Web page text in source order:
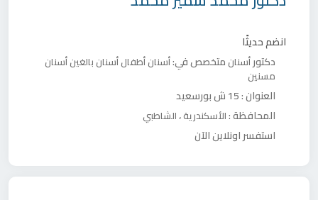
انضم حديثًا
دكتورأسنان متخصص في:أسنان أطفالأسنان بالغينأسنان
مسنين
العنوان :15 ش بورسعيد
المحافظة :الأسكندرية،الشاطبي
استفسر اونلاين الآن